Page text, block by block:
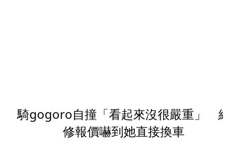
騎gogoro自撞「看起來沒很嚴重」
修報價嚇到她直接換車